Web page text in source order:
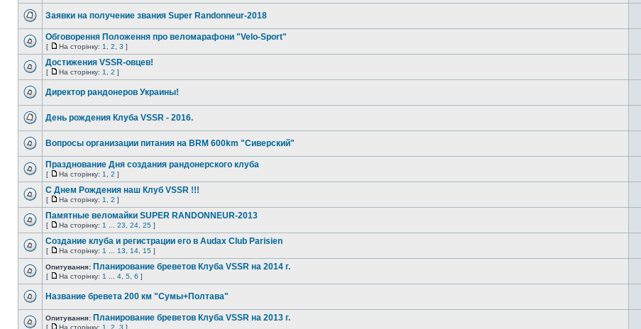
Заявки на получение звания Super Randonneur-2018
Обговорення Положення про веломарафони "Velo-Sport"
[ На сторінку: 1 2 3 ]
Достижения VSSR-овцев!
[ На сторінку: 1 2 ]
Директор рандонеров Украины!
День рождения Клуба VSSR - 2016.
Вопросы организации питания на BRM 600km "Сиверский"
Празднование Дня создания рандонерского клуба
[ На сторінку: 1 2 ]
С Днем Рождения наш Клуб VSSR !!!
[ На сторінку: 1 2 ]
Памятные веломайки SUPER RANDONNEUR-2013
[ На сторінку: 1 23 24 25 ]
Создание клуба и регистрации его в Audax Club Parisien
[ На сторінку: 1 13 14 15 ]
Опитування: Планирование бреветов Клуба VSSR на 2014 г.
[ На сторінку: 1 4 5 6 ]
Название бревета 200 км "Сумы+Полтава"
Опитування: Планирование бреветов Клуба VSSR на 2013 г.
[ На сторінку: 1 2 3 ]